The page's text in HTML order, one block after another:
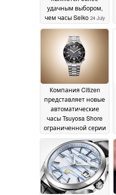
удачным выбором,
чем часы Seiko 24 July
2026
Компания Citizen
представляет новые
автоматические
часы Tsuyosa Shore
ограниченной серии
дизайном23 July 2026